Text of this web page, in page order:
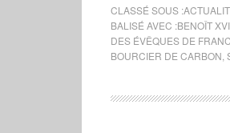
CLASSÉ SOUS :
BALISÉ AVEC :BENOÎT XVI
DES ÉVÊQUES DE
BOURCIER DE CARBON